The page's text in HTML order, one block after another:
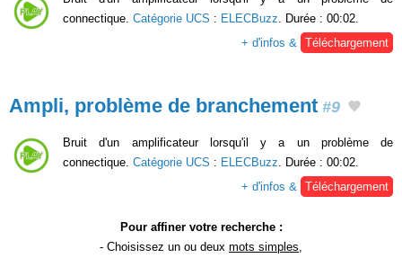
connectique. Catégorie UCS : ELECBuzz. Durée : 00:02.
+ d'infos & Téléchargement
Ampli, problème de branchement #9
Bruit d'un amplificateur lorsqu'il y a un problème de
connectique. Catégorie UCS : ELECBuzz . Durée : 00:02.
+ d'infos &
Téléchargement
Pour affiner votre recherche :
- Choisissez un ou deux mots simples